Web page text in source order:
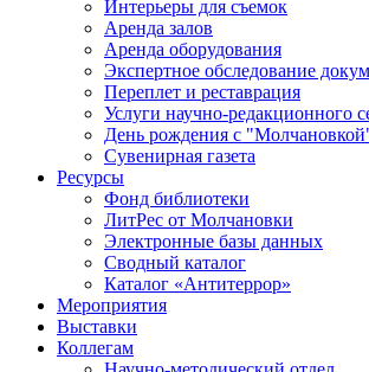
Интерьеры для съемок
Аренда залов
Аренда оборудования
Экспертное обследование
Переплет и реставрация
Услуги научно-редакционного
День рождения с
Сувенирная газета
Ресурсы
Фонд библиотеки
ЛитРес от Молчановки
Электронные базы данных
Сводный каталог
Каталог «Антитеррор»
Мероприятия
Выставки
Коллегам